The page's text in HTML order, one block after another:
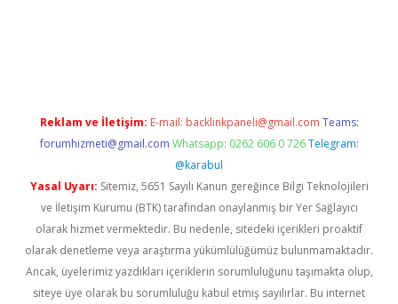
Reklam ve İletişim: E-mail: backlinkpaneli@gmail.com Teams:
forumhizmeti@gmail.com Whatsapp: 0262 606 0 726 Telegram:
@karabul
Yasal Uyarı: Sitemiz, 5651 Sayılı Kanun gereğince Bilgi Teknolojileri
ve İletişim Kurumu (BTK) tarafından onaylanmış bir Yer Sağlayıcı
olarak hizmet vermektedir. Bu nedenle, sitedeki içerikleri proaktif
olarak denetleme veya araştırma yükümlülüğümüz bulunmamaktadır.
Ancak, üyelerimiz yazdıkları içeriklerin sorumluluğunu taşımakta olup,
siteye üye olarak bu sorumluluğu kabul etmiş sayılırlar. Bu internet